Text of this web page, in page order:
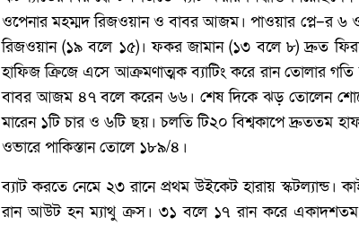
ওপেনার মহম্মদ রিজওয়ান ও বাবর আজম। পাওয়ার প্লে–র ৬
রিজওয়ান (‌১৯ বলে ১৫)‌। ফকর জামান (‌১৩ বলে ৮)‌ দ্রুত
হাফিজ ক্রিজে এসে আক্রমণাত্মক ব্যাটিং করে রান তোলার
বাবর আজম ৪৭ বলে করেন ৬৬। শেষ দিকে ঝড় তোলেন
মারেন ১টি চার ও ৬টি ছয়। চলতি টি২০ বিশ্বকাপে দ্রুততম
ওভারে পাকিস্তান তোলে ১৮৯/৪।
ব্যাট করতে নেমে ২৩ রানে প্রথম উইকেট হারায়
রান আউট হন ম্যাথু ক্রস। ৩১ বলে ১৭ রান করে একাদশতম